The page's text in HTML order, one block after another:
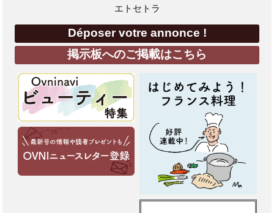
エトセトラ
Déposer votre annonce !
掲示板へのご掲載はこちら